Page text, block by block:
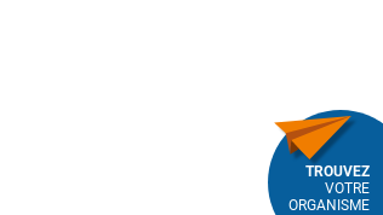
TROUVEZ
VOTRE
ORGANISME